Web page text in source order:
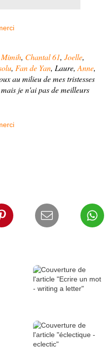
Mimih, Chantal 61, Joelle,
, Fan de Yan, Laure, Anne,
au milieu de mes tristesses
je n'ai pas de meilleurs